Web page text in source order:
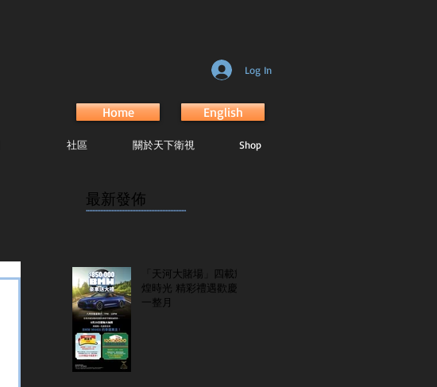
Log In
Home English
社區 關於天下衛視 Shop
最新發佈
...............................................................
「天河大賭場」四載輝
煌時光 精彩禮遇歡慶
一整月